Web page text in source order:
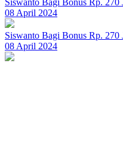
Siswanto Bagi Bonus Rp. 270
08 April 2024
Siswanto Bagi Bonus Rp. 270
08 April 2024